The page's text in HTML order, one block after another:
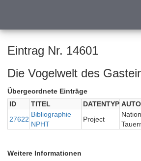
Eintrag Nr. 14601
Die Vogelwelt des
Übergeordnete Einträge
ID
TITEL DATENTYP
27622
Bibliographie
NPHT
Project
Weitere Informationen